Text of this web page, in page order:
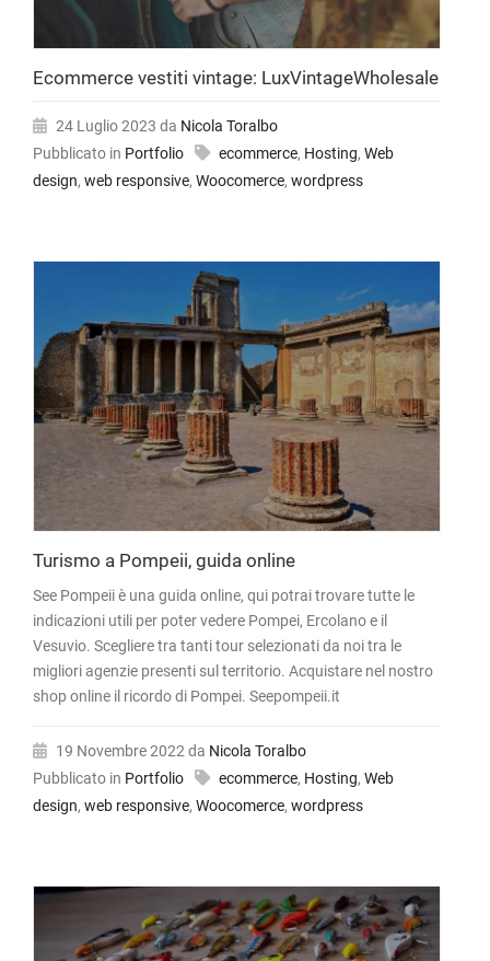
Ecommerce vestiti vintage: LuxVintageWholesale
24 Luglio 2023 da Nicola Toralbo
Pubblicato in Portfolio ecommerce, Hosting, Web
design, web responsive, Woocomerce, wordpress
Turismo a Pompeii, guida online
See Pompeii è una guida online, qui potrai trovare tutte le
indicazioni utili per poter vedere Pompei, Ercolano e il
Vesuvio. Scegliere tra tanti tour selezionati da noi tra le
migliori agenzie presenti sul territorio. Acquistare nel nostro
shop online il ricordo di Pompei. Seepompeii.it
19 Novembre 2022da Nicola Toralbo
Pubblicato in Portfolio ecommerce, Hosting, Web
design, web responsive, Woocomerce, wordpress